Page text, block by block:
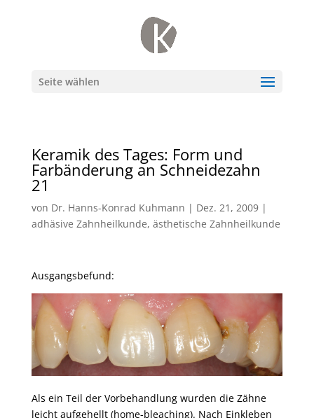
Seite wählen
Keramik des Tages: Form und
Farbänderung an Schneidezahn
21
von Dr. Hanns-Konrad Kuhmann | Dez. 21, 2009|
adhäsive Zahnheilkunde, ästhetische Zahnheilkunde
Ausgangsbefund:
Als ein Teil der Vorbehandlung wurden die Zähne
leicht aufgehellt (home-bleaching). Nach Einkleben